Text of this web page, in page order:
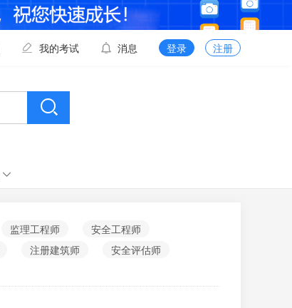
我的考试 消息 登录 注册
监理工程师
安全工程师
注册建筑师
安全评估师